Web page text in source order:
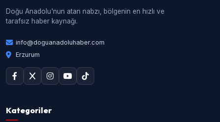
Doğu Anadolu'nun atan nabzı, bölgenin en hızlı ve
tarafsız haber kaynağı.
info@doguanadoluhaber.com
Erzurum
Kategoriler